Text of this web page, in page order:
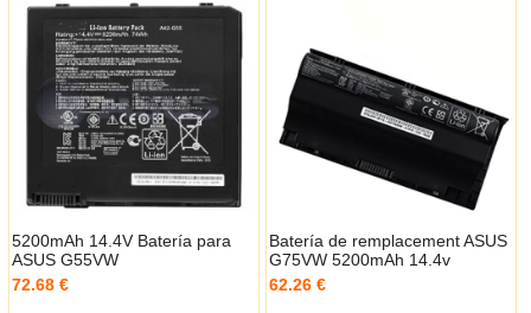
5200mAh 14.4V Batería para
ASUS G55VW
72.68 €
Batería de remplacement ASUS
G75VW 5200mAh 14.4v
62.26 €